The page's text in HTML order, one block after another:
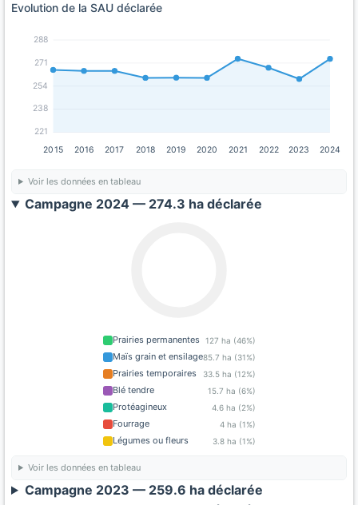
Evolution de la SAU déclarée
221
238
254
271
288
2015 2016 2017 2018 2019 2020 2021 2022 2023 2024
Voir les données en tableau
Campagne 2024 — 274.3 ha déclarée
Prairies permanentes 127 ha (46%)
Maïs grain et ensilage85.7 ha (31%)
Prairies temporaires 33.5 ha (12%)
Blé tendre 15.7 ha (6%)
Protéagineux 4.6 ha (2%)
Fourrage 4 ha (1%)
Légumes ou fleurs 3.8 ha (1%)
Voir les données en tableau
Campagne 2023 — 259.6 ha déclarée